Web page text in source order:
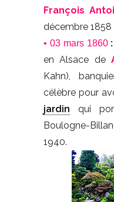
François
décembre 1858
• 03 mars 1860 :
en Alsace de
Kahn),
célèbre pour
jardin qui
Boulogne-
1940.